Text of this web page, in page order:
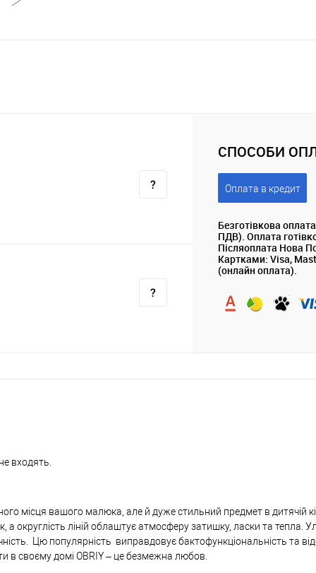
СПОСОБИ
Оплата в кредит
Безготівкова
ПДВ). Оплата
Післяоплата Нова
Картками: Visa,
(онлайн оплата).
входять.
місця вашого малюка, але й дуже стильний предмет в дитячій
ліній облаштує атмосферу затишку, ласки та тепла.
Цю популярність виправдовує бактофункціональність та
в своєму домі OBRIY – це безмежна любов.